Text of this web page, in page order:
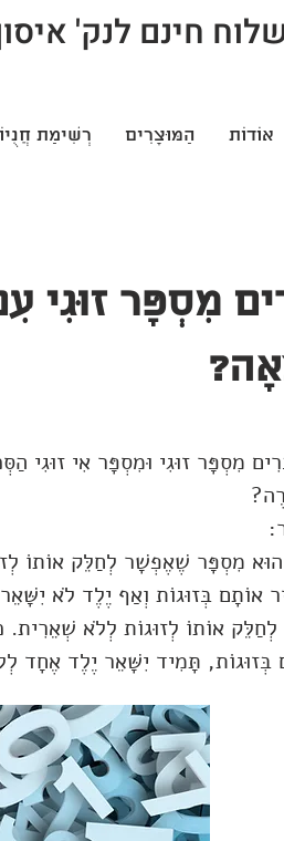
חינם לנק' איסוף
אוֹדוֹת הַמּוּצָרִים רְשִׁימַת
מִסְפָּר זוּגִי
מִסְפָּר זוּגִי וּמִסְפָּר אִי זוּגִי
מִסְפָּר שֶׁאֶפְשָׁר לְחַלֵּק אוֹתוֹ
אוֹתָם בְּזוּגוֹת וְאַף יֶלֶד לֹא
אוֹתוֹ לְזוּגוֹת לְלֹא שְׁאֵרִית.
בְּזוּגוֹת, תָּמִיד יִשָּׁאֵר יֶלֶד אֶחָד